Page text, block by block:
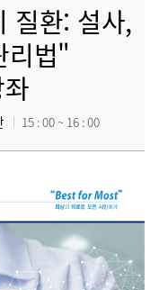
질환: 설사,
리법"
15 : 00 ~ 16 : 00